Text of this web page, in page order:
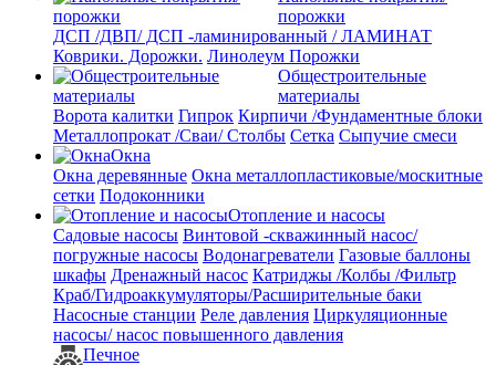
порожки
ДСП /ДВП/ ДСП -ламинированный / ЛАМИНАТ
Коврики. Дорожки. Линолеум Порожки
Общестроительные
материалы
Ворота калитки Гипрок Кирпичи /Фундаментные блоки
Металлопрокат /Сваи/ Столбы Сетка Сыпучие смеси
Окна
Окна деревянные Окна металлопластиковые/москитные
сетки Подоконники
Отопление и насосы
Cадовые насосы Винтовой -скважинный насос/
погружные насосы Водонагреватели Газовые баллоны
шкафы Дренажный насос Катриджы /Колбы /Фильтр
Краб/Гидроаккумуляторы/Расширительные баки
Насосные станции Реле давления Циркуляционные
насосы/ насос повышенного давления
Печное